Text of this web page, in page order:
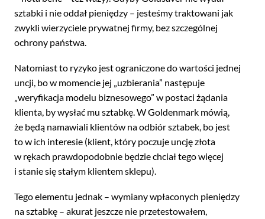
sztabki i nie oddał pieniędzy – jesteśmy traktowani jak
zwykli wierzyciele prywatnej firmy, bez szczególnej
ochrony państwa.
Natomiast to ryzyko jest ograniczone do wartości jednej
uncji, bo w momencie jej „uzbierania” następuje
„weryfikacja modelu biznesowego” w postaci żądania
klienta, by wysłać mu sztabkę. W Goldenmark mówią,
że będą namawiali klientów na odbiór sztabek, bo jest
to w ich interesie (klient, który poczuje uncję złota
w rękach prawdopodobnie będzie chciał tego więcej
i stanie się stałym klientem sklepu).
Tego elementu jednak – wymiany wpłaconych pieniędzy
na sztabkę – akurat jeszcze nie przetestowałem,